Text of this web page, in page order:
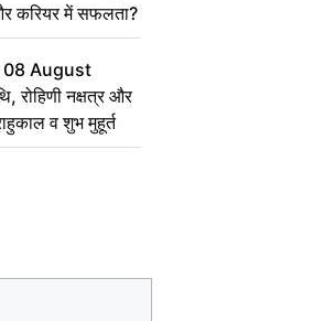
करियर में सफलता?
08 August
रोहिणी नक्षत्र और
व शुभ मुहूर्त